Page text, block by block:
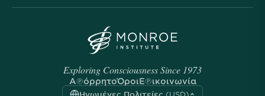
Exploring Consciousness Since 1973
ΑπόρρητοΌροιΕπικοινωνία
Ηνωμένες Πολιτείες (USD)